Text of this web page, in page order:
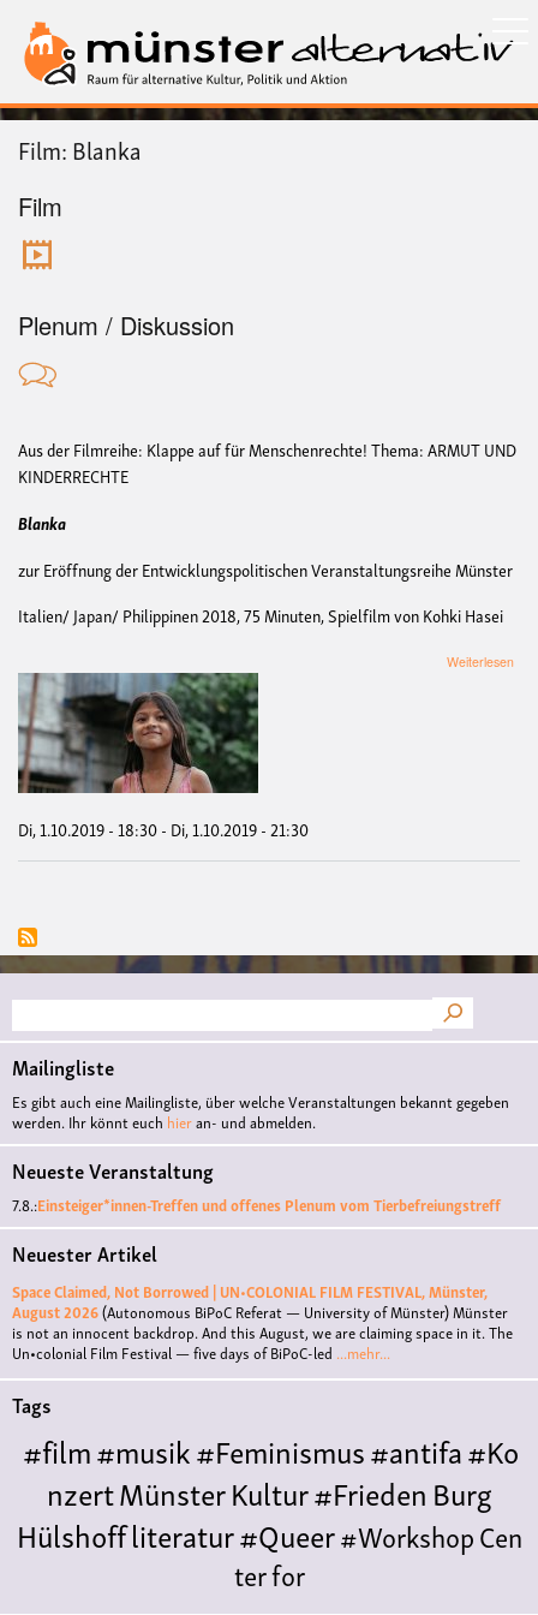
zum
Inhalt
Film: Blanka
Film
Plenum / Diskussion
Aus der Filmreihe: Klappe auf für Menschenrechte!Thema: ARMUT UND
KINDERRECHTE
Blanka
zur Eröffnung der Entwicklungspolitischen Veranstaltungsreihe Münster
Italien/ Japan/ Philippinen 2018, 75 Minuten, Spielfilm von Kohki Hasei
Weiterlesen
Di, 1.10.2019 - 18:30- Di, 1.10.2019 - 21:30
Suche
Mailingliste
Es gibt auch eine Mailingliste, über welche Veranstaltungen bekannt gegeben
werden. Ihr könnt euch hieran- und abmelden.
Neueste Veranstaltung
7.8.:Einsteiger*innen-Treffen und offenes Plenum vom Tierbefreiungstreff
Neuester Artikel
Space Claimed, Not Borrowed | UN•COLONIAL FILM FESTIVAL, Münster,
August 2026(Autonomous BiPoC Referat — University of Münster)Münster
is not an innocent backdrop. And this August, we are claiming space in it. The
Un•colonial Film Festival — five days of BiPoC-led ...mehr...
Tags
#film#musik#Feminismus#antifa#Ko
nzertMünsterKultur#FriedenBurg
Hülshoffliteratur#Queer#WorkshopCen
ter for